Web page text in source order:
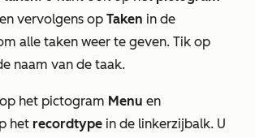
vervolgens op Taken in de
alle taken weer te geven. Tik op
naam van de taak.
het pictogram Menu en
het recordtype in de linkerzijbalk. U